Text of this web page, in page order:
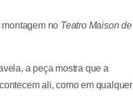
no Teatro Maison de
a peça mostra que a
ali, como em qualquer